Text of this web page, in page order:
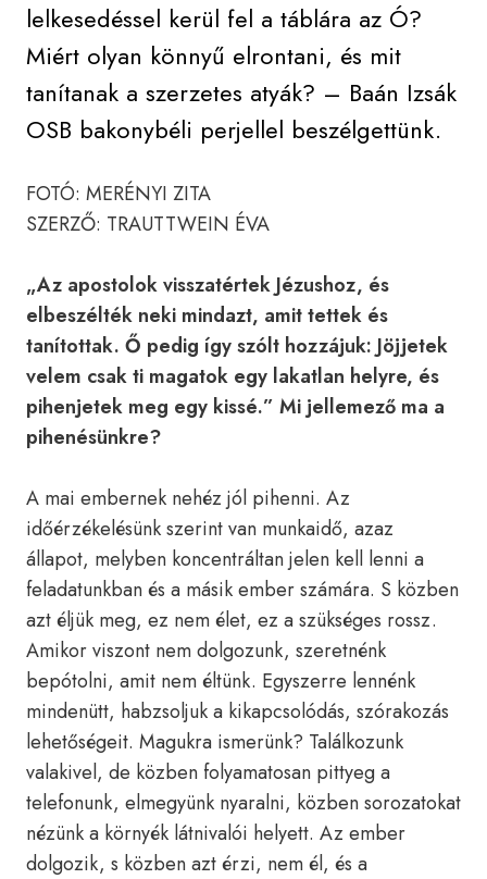
lelkesedéssel kerül fel a táblára az Ó?
Miért olyan könnyű elrontani, és mit
tanítanak a szerzetes atyák? – Baán Izsák
OSB bakonybéli perjellel beszélgettünk.
FOTÓ: MERÉNYI ZITA
SZERZŐ: TRAUTTWEIN ÉVA
„Az apostolok visszatértek Jézushoz, és
elbeszélték neki mindazt, amit tettek és
tanítottak. Ő pedig így szólt hozzájuk: Jöjjetek
velem csak ti magatok egy lakatlan helyre, és
pihenjetek meg egy kissé.” Mi jellemező ma a
pihenésünkre?
A mai embernek nehéz jól pihenni. Az
időérzékelésünk szerint van munkaidő, azaz
állapot, melyben koncentráltan jelen kell lenni a
feladatunkban és a másik ember számára. S közben
azt éljük meg, ez nem élet, ez a szükséges rossz.
Amikor viszont nem dolgozunk, szeretnénk
bepótolni, amit nem éltünk. Egyszerre lennénk
mindenütt, habzsoljuk a kikapcsolódás, szórakozás
lehetőségeit. Magukra ismerünk? Találkozunk
valakivel, de közben folyamatosan pittyeg a
telefonunk, elmegyünk nyaralni, közben sorozatokat
nézünk a környék látnivalói helyett. Az ember
dolgozik, s közben azt érzi, nem él, és a